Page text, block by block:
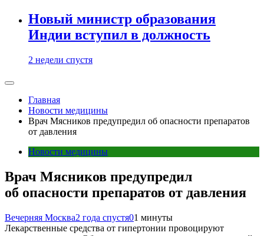
Новый министр образования
Индии вступил в должность
2 недели спустя
Главная
Новости медицины
Врач Мясников предупредил об опасности препаратов
от давления
Новости медицины
Врач Мясников предупредил
об опасности препаратов от давления
Вечерняя Москва2 года спустя01 минуты
Лекарственные средства от гипертонии провоцируют